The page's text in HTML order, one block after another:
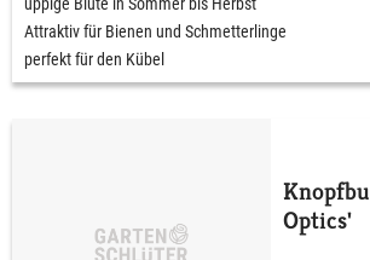
Attraktiv für Bienen und Schmetterlinge
perfekt für den Kübel
Optics'